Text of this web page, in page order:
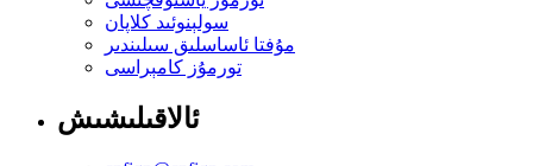
سولېنوئىد كلاپان
مۇفتا ئاساسلىق سىلىندىر
تورمۇز كامېراسى
ئالاقىلىشىش